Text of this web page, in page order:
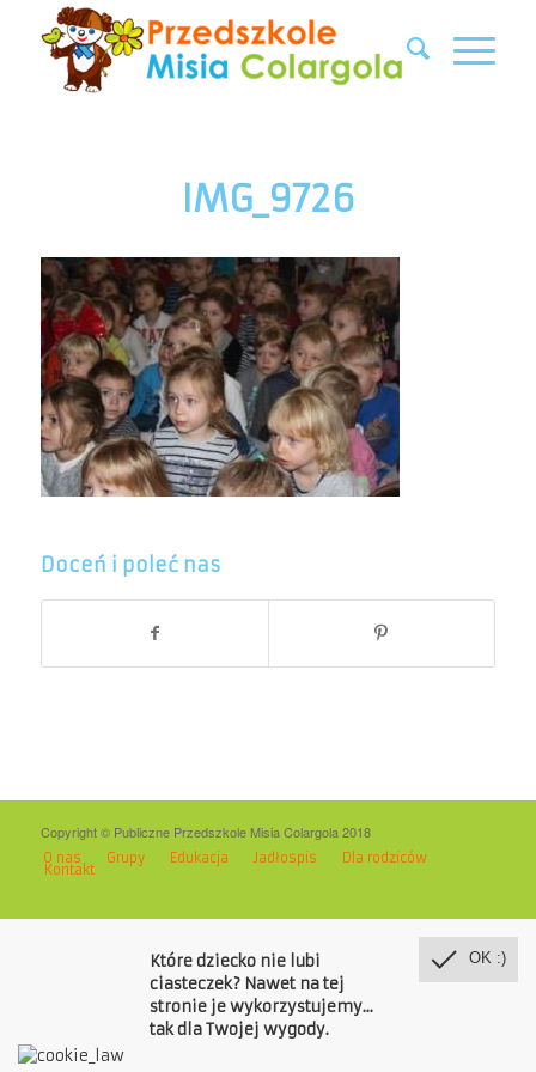
IMG_9726
Doceń i poleć nas
Copyright © Publiczne Przedszkole Misia Colargola 2018
O nas Grupy Edukacja Jadłospis Dla rodziców
Kontakt
OK :)
Które dziecko nie lubi
ciasteczek? Nawet na tej
stronie je wykorzystujemy...
tak dla Twojej wygody.